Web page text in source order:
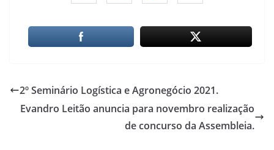
2º Seminário Logística e Agronegócio 2021.
Evandro Leitão anuncia para novembro realização
de concurso da Assembleia.